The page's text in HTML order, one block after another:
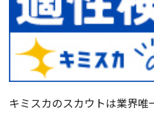
キミスカのスカウトは業界唯